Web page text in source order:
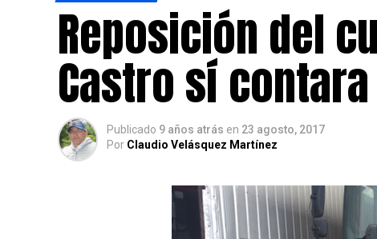
Reposición del
Castro sí
Publicado 9 años atrás en 23 agosto, 2017
Por Claudio Velásquez Martínez